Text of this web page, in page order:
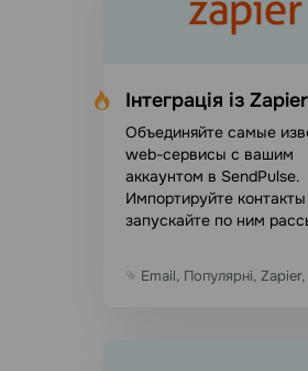
Інтеграція із Zapier
Объединяйте самые
web-сервисы с вашим
аккаунтом в SendPulse.
Импортируйте
запускайте по ним
Email, Популярні, Zapier,